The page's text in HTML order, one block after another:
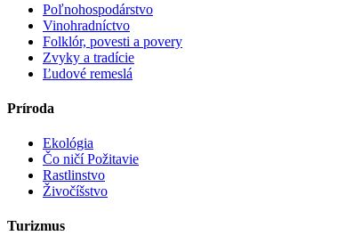
Poľnohospodárstvo
Vinohradníctvo
Folklór, povesti a povery
Zvyky a tradície
Ľudové remeslá
Príroda
Ekológia
Čo ničí Požitavie
Rastlinstvo
Živočíšstvo
Turizmus